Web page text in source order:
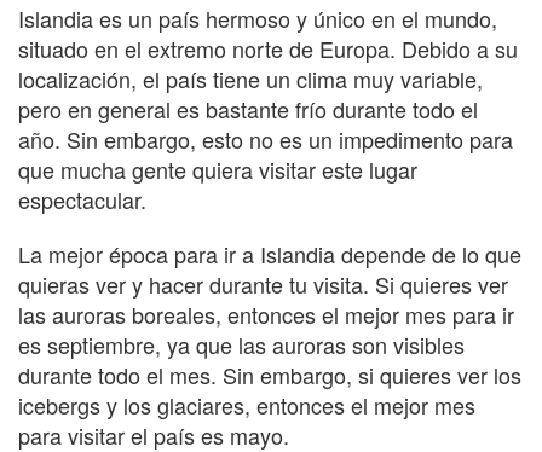
Islandia es un país hermoso y único en el mundo,
situado en el extremo norte de Europa. Debido a su
localización, el país tiene un clima muy variable,
pero en general es bastante frío durante todo el
año. Sin embargo, esto no es un impedimento para
que mucha gente quiera visitar este lugar
espectacular.
La mejor época para ir a Islandia depende de lo que
quieras ver y hacer durante tu visita. Si quieres ver
las auroras boreales, entonces el mejor mes para ir
es septiembre, ya que las auroras son visibles
durante todo el mes. Sin embargo, si quieres ver los
icebergs y los glaciares, entonces el mejor mes
para visitar el país es mayo.